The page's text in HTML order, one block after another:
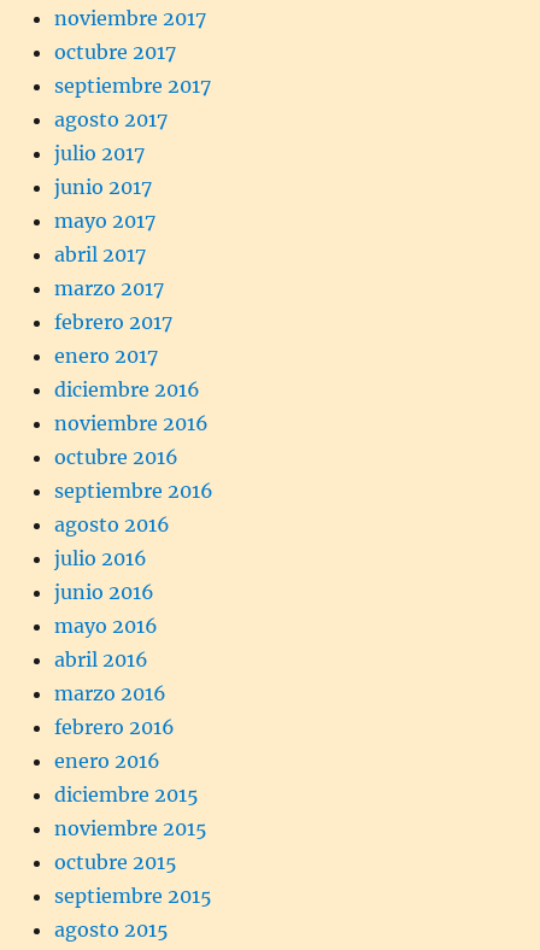
noviembre 2017
octubre 2017
septiembre 2017
agosto 2017
julio 2017
junio 2017
mayo 2017
abril 2017
marzo 2017
febrero 2017
enero 2017
diciembre 2016
noviembre 2016
octubre 2016
septiembre 2016
agosto 2016
julio 2016
junio 2016
mayo 2016
abril 2016
marzo 2016
febrero 2016
enero 2016
diciembre 2015
noviembre 2015
octubre 2015
septiembre 2015
agosto 2015